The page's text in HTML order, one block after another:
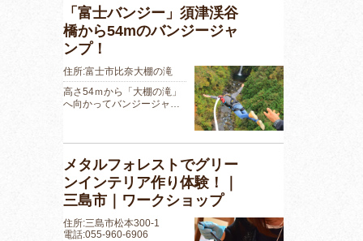
「富士バンジー」須津渓谷
橋から54mのバンジージャ
ンプ！
住所:富士市比奈大棚の滝
高さ54ｍから「大棚の滝」
へ向かってバンジージャ…
メタルフォレストでグリー
ンインテリア作り体験！｜
三島市｜ワークショップ
住所:三島市松本300-1
電話:055-960-6906